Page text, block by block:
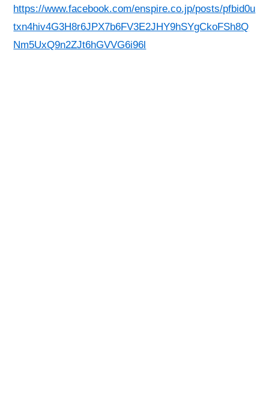
https://www.facebook.com/enspire.co.jp/posts/pfbid0u
txn4hiv4G3H8r6JPX7b6FV3E2JHY9hSYgCkoFSh8Q
Nm5UxQ9n2ZJt6hGVVG6i96l